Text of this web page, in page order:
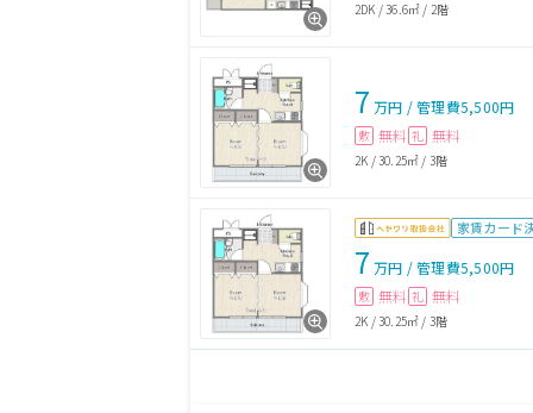
2DK /36.6㎡ / 2階
7 万円 /管理費5,500円
敷 無料 礼 無料
2K /30.25㎡ / 3階
家賃カード
7 万円 /管理費5,500円
敷 無料 礼 無料
2K /30.25㎡ / 3階